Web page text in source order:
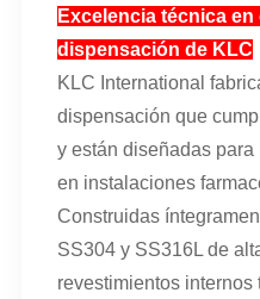
Excelencia técnica
dispensación de KLC
KLC International
dispensación que
y están diseñadas
en instalaciones
Construidas
SS304 y SS316L de
revestimientos